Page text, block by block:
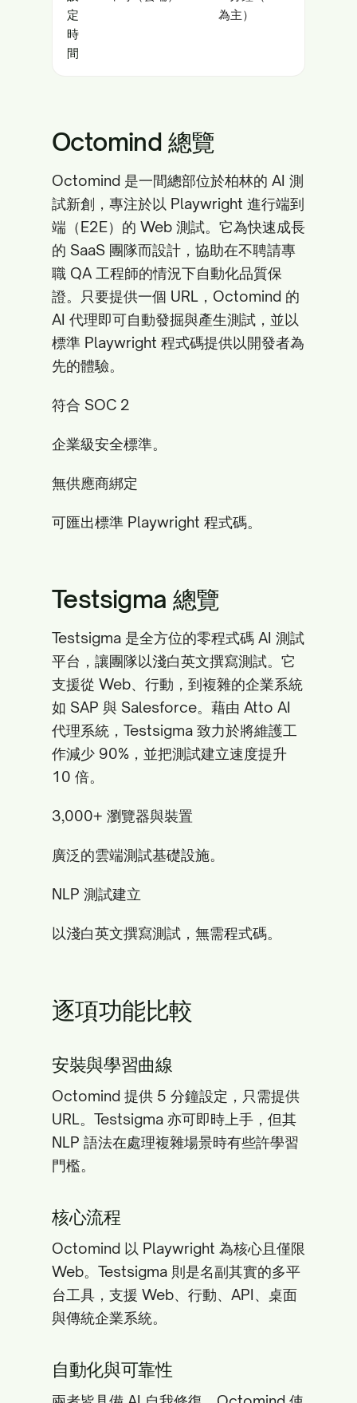
定
時
間
為主）
Octomind 總覽
Octomind 是一間總部位於柏林的 AI 測
試新創，專注於以 Playwright 進行端到
端（E2E）的 Web 測試。它為快速成長
的 SaaS 團隊而設計，協助在不聘請專
職 QA 工程師的情況下自動化品質保
證。只要提供一個 URL，Octomind 的
AI 代理即可自動發掘與產生測試，並以
標準 Playwright 程式碼提供以開發者為
先的體驗。
符合 SOC 2
企業級安全標準。
無供應商綁定
可匯出標準 Playwright 程式碼。
Testsigma 總覽
Testsigma 是全方位的零程式碼 AI 測試
平台，讓團隊以淺白英文撰寫測試。它
支援從 Web、行動，到複雜的企業系統
如 SAP 與 Salesforce。藉由 Atto AI
代理系統，Testsigma 致力於將維護工
作減少 90%，並把測試建立速度提升
10 倍。
3,000+ 瀏覽器與裝置
廣泛的雲端測試基礎設施。
NLP 測試建立
以淺白英文撰寫測試，無需程式碼。
逐項功能比較
安裝與學習曲線
Octomind 提供 5 分鐘設定，只需提供
URL。Testsigma 亦可即時上手，但其
NLP 語法在處理複雜場景時有些許學習
門檻。
核心流程
Octomind 以 Playwright 為核心且僅限
Web。Testsigma 則是名副其實的多平
台工具，支援 Web、行動、API、桌面
與傳統企業系統。
自動化與可靠性